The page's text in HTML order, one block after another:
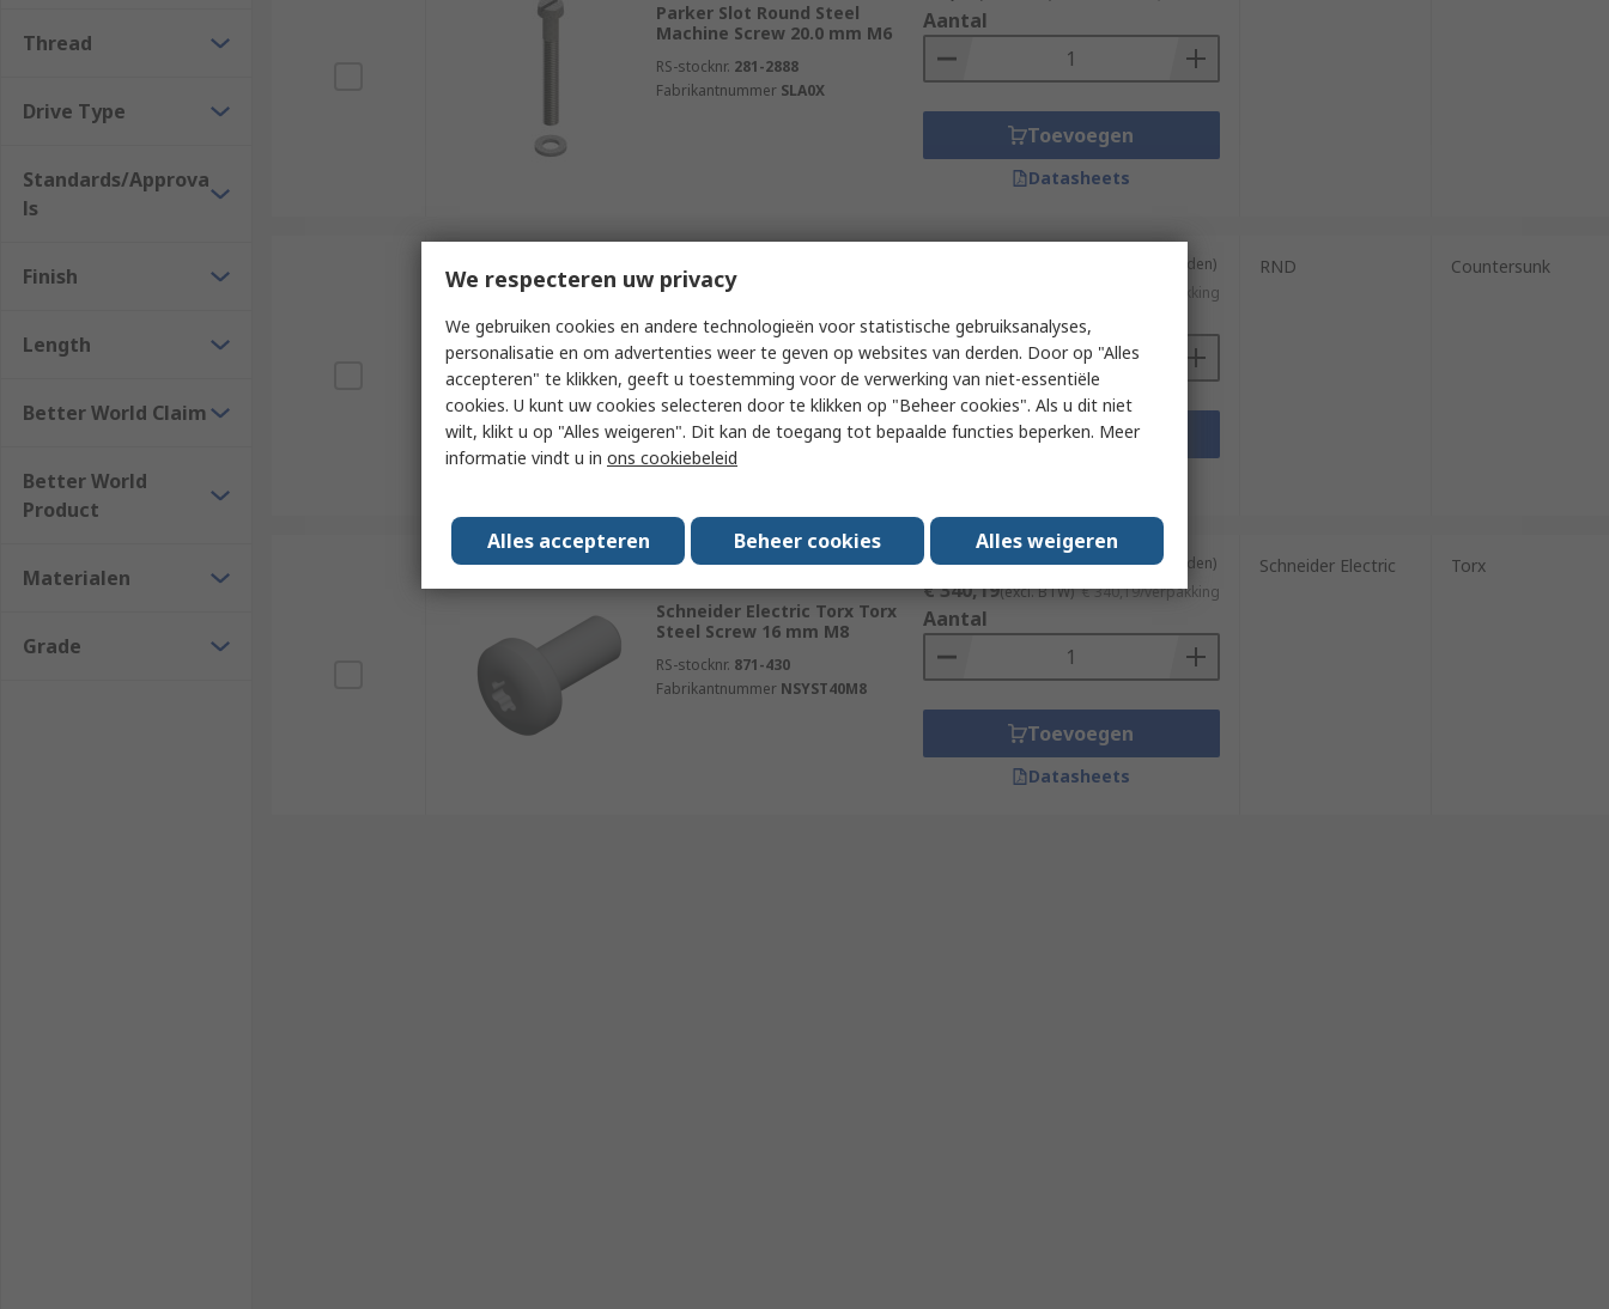
A machine screw drive type refers to the type of tool you will use to install or remove the screw. There is a vast array of drive types, the most common
Thread
Drive Type
Standards/Approva
ls
Finish
Length
Better World Claim
Better World
Product
Materialen
Grade
Parker Slot Round Steel
Machine Screw 20.0 mm M6
RS-stocknr. 281-2888
Fabrikantnummer SLA0X
Aantal
Toevoegen
Datasheets
Momenteel niet beschikbaar
Plated Steel Machine Screw 16
mm M5
RS-stocknr.492-050
FabrikantnummerRND 610-00406
Subtotaal (1 verpakking van 100 eenheden)
€ 2,05/verpakking
Aantal
Toevoegen
RND Countersunk
Voorradig bij de fabrikant
Schneider Electric Torx Torx
Steel Screw 16 mm M8
RS-stocknr. 871-430
Fabrikantnummer NSYST40M8
Subtotaal (1 verpakking van 100 eenheden)
€ 340,19(excl. BTW) € 340,19/verpakking
Aantal
Toevoegen
Datasheets
Schneider Electric Torx
We respecteren uw privacy
We gebruiken cookies en andere technologieën voor statistische gebruiksanalyses,
personalisatie en om advertenties weer te geven op websites van derden. Door op "Alles
accepteren" te klikken, geeft u toestemming voor de verwerking van niet-essentiële
cookies. U kunt uw cookies selecteren door te klikken op "Beheer cookies". Als u dit niet
wilt, klikt u op "Alles weigeren". Dit kan de toegang tot bepaalde functies beperken. Meer
informatie vindt u in ons cookiebeleid
Alles accepteren Beheer cookies Alles weigeren